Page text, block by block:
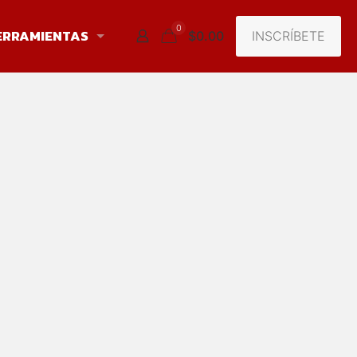
0 $0.00 INSCRÍBETE